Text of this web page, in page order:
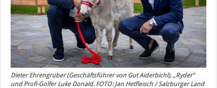
Dieter Ehrengruber (Geschäftsführer von Gut Aiderbichl), „Ryder“
und Profi-Golfer Luke Donald. FOTO: Jan Hetfleisch / Salzburger Land